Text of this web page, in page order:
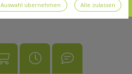
Auswahl übernehmen Alle zulassen